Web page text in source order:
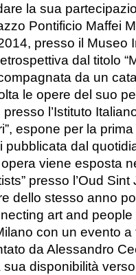
la sua
Pontificio Maffei
presso il Museo
dal titolo
da un
le opere del suo
l’Istituto
espone per la
dal
viene esposta
presso l’Oud
dello stesso anno
art and people
con un evento a
da Alessandro
sua disponibilità